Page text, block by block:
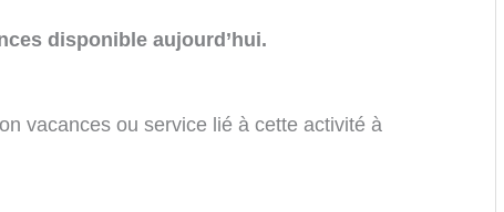
disponible aujourd’hui.
vacances ou service lié à cette activité à